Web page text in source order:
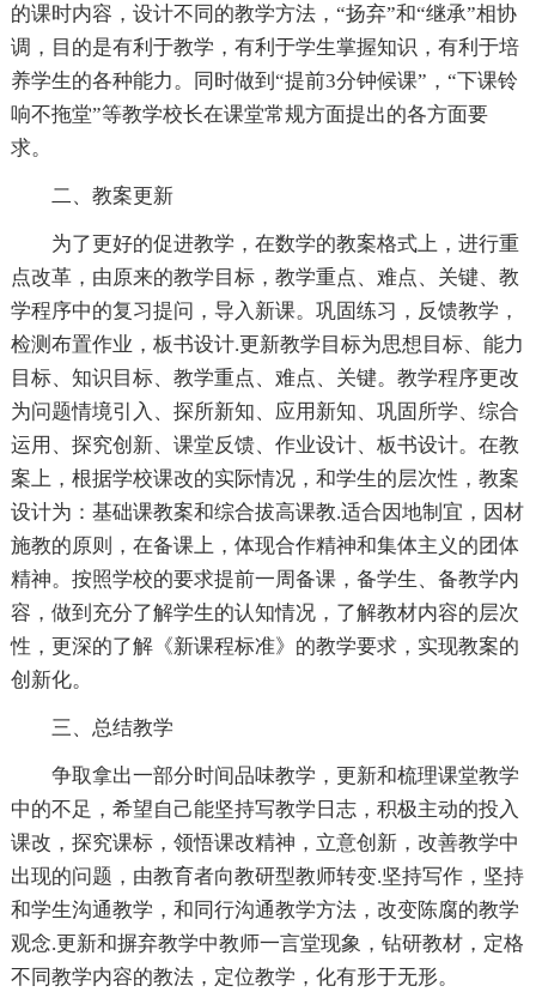
的课时内容，设计不同的教学方法，“扬弃”和“继承”相协
调，目的是有利于教学，有利于学生掌握知识，有利于培
养学生的各种能力。同时做到“提前3分钟候课”，“下课铃
响不拖堂”等教学校长在课堂常规方面提出的各方面要
求。
二、教案更新
为了更好的促进教学，在数学的教案格式上，进行重
点改革，由原来的教学目标，教学重点、难点、关键、教
学程序中的复习提问，导入新课。巩固练习，反馈教学，
检测布置作业，板书设计.更新教学目标为思想目标、能力
目标、知识目标、教学重点、难点、关键。教学程序更改
为问题情境引入、探所新知、应用新知、巩固所学、综合
运用、探究创新、课堂反馈、作业设计、板书设计。在教
案上，根据学校课改的实际情况，和学生的层次性，教案
设计为：基础课教案和综合拔高课教.适合因地制宜，因材
施教的原则，在备课上，体现合作精神和集体主义的团体
精神。按照学校的要求提前一周备课，备学生、备教学内
容，做到充分了解学生的认知情况，了解教材内容的层次
性，更深的了解《新课程标准》的教学要求，实现教案的
创新化。
三、总结教学
争取拿出一部分时间品味教学，更新和梳理课堂教学
中的不足，希望自己能坚持写教学日志，积极主动的投入
课改，探究课标，领悟课改精神，立意创新，改善教学中
出现的问题，由教育者向教研型教师转变.坚持写作，坚持
和学生沟通教学，和同行沟通教学方法，改变陈腐的教学
观念.更新和摒弃教学中教师一言堂现象，钻研教材，定格
不同教学内容的教法，定位教学，化有形于无形。